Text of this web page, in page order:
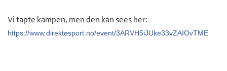
Vi tapte kampen, men den kan sees her:
https://www.direktesport.no/event/3ARVH5iJUke33vZAIOvTME